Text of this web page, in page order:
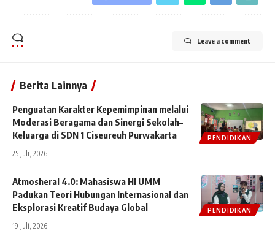
Leave a comment
Berita Lainnya
PENDIDIKAN
Penguatan Karakter Kepemimpinan melalui
Moderasi Beragama dan Sinergi Sekolah–
Keluarga di SDN 1 Ciseureuh Purwakarta
25 Juli, 2026
PENDIDIKAN
Atmosheral 4.0: Mahasiswa HI UMM
Padukan Teori Hubungan Internasional dan
Eksplorasi Kreatif Budaya Global
19 Juli, 2026